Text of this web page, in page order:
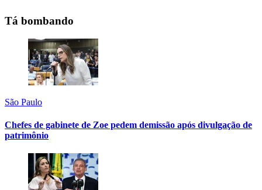
Tá bombando
São Paulo
Chefes de gabinete de Zoe pedem demissão após divulgação de
patrimônio